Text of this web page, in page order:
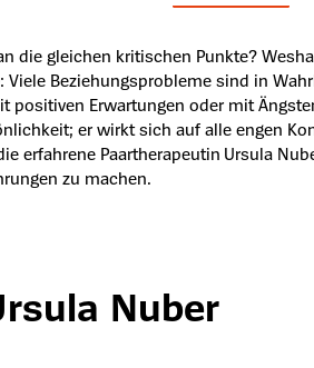
die gleichen kritischen Punkte?
Beziehungsprobleme sind in
Erwartungen oder mit
er wirkt sich auf alle engen
erfahrene Paartherapeutin Ursula
zu machen.
Nuber